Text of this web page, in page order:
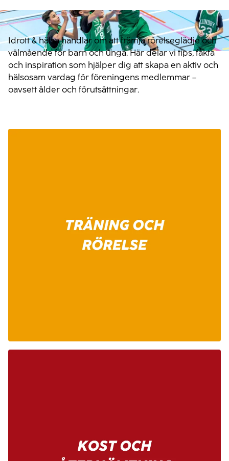
Idrott & hälsa handlar om att främja rörelseglädje och
välmående för barn och unga. Här delar vi tips, fakta
och inspiration som hjälper dig att skapa en aktiv och
hälsosam vardag för föreningens medlemmar –
oavsett ålder och förutsättningar.